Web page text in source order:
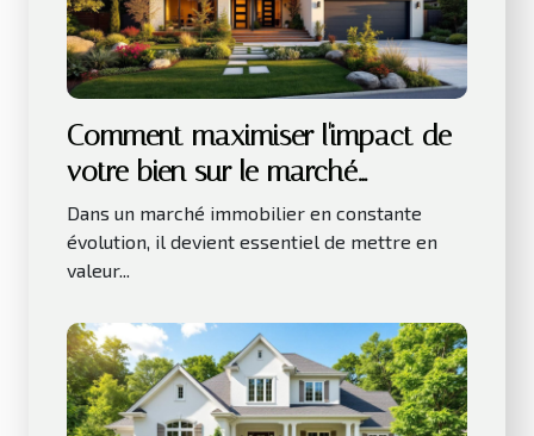
Comment maximiser l'impact de
votre bien sur le marché
immobilier actuel ?
Dans un marché immobilier en constante
évolution, il devient essentiel de mettre en
valeur...